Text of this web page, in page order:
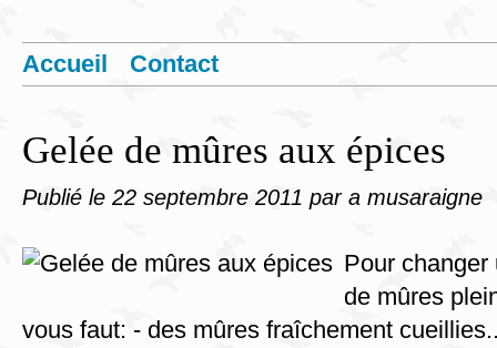
Accueil Contact
Gelée de mûres aux épices
Publié le 22 septembre 2011 par a musaraigne
Pour changer
de mûres
vous faut: - des mûres fraîchement